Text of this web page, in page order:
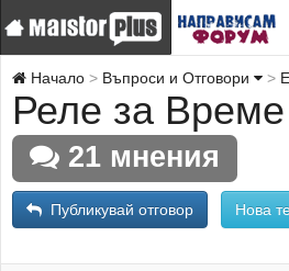
Начало Въпроси и Отговори
Реле за Време
21 мнения
Публикувай отговор Нова